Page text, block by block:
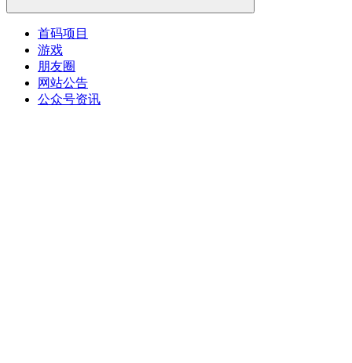
首码项目
游戏
朋友圈
网站公告
公众号资讯